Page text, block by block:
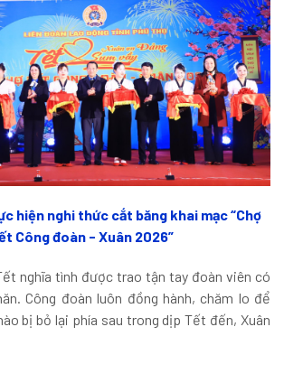
hiện nghi thức cắt băng khai mạc “Chợ
Công đoàn - Xuân 2026”
nghĩa tình được trao tận tay đoàn viên có
Công đoàn luôn đồng hành, chăm lo để
bị bỏ lại phía sau trong dịp Tết đến, Xuân